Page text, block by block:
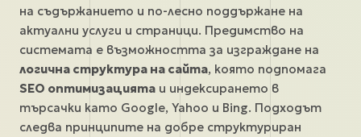
на съдържанието и по-лесно поддържане на
актуални услуги и страници. Предимство на
системата е възможността за изграждане на
логична структура на сайта, която подпомага
SEO оптимизацията и индексирането в
търсачки като Google, Yahoo и Bing. Подходът
следва принципите на добре структуриран